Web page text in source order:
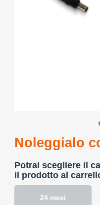
Noleggialo
Potrai scegliere il
il prodotto al
24 mesi